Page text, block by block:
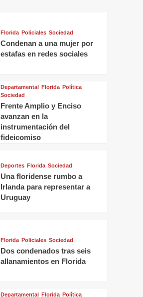
Florida Policiales Sociedad
Condenan a una mujer por
estafas en redes sociales
Departamental Florida Política
Sociedad
Frente Amplio y Enciso
avanzan en la
instrumentación del
fideicomiso
Deportes Florida Sociedad
Una floridense rumbo a
Irlanda para representar a
Uruguay
Florida Policiales Sociedad
Dos condenados tras seis
allanamientos en Florida
Departamental Florida Política